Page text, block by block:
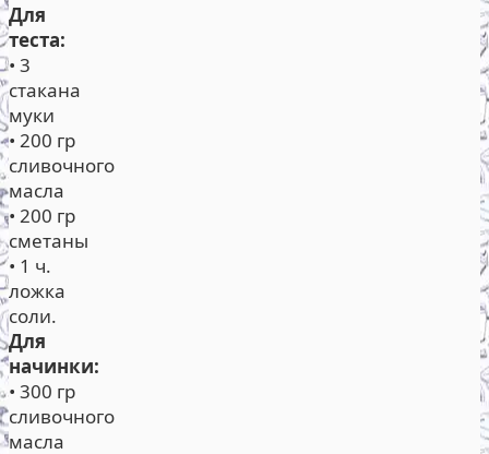
Для
теста:
• 3
стакана
муки
• 200 гр
сливочного
масла
• 200 гр
сметаны
• 1 ч.
ложка
соли.
Для
начинки:
• 300 гр
сливочного
масла